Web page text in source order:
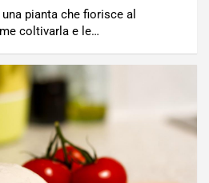
pianta che fiorisce al
coltivarla e le…